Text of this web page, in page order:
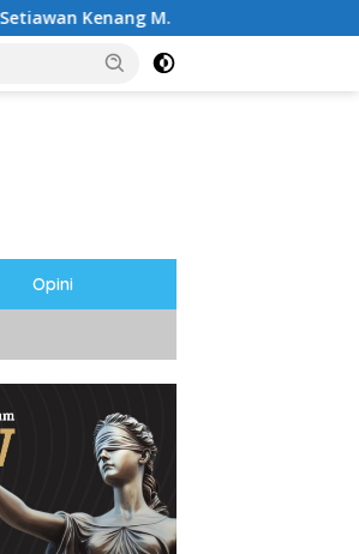
M. Sholeh: Pejuang Keadilan “No Viral
Opini